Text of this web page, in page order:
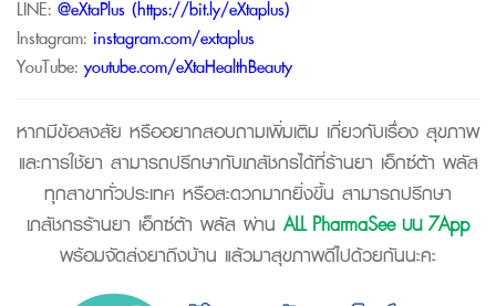
LINE: @eXtaPlus (https://bit.ly/eXtaplus)
Instagram: instagram.com/extaplus
YouTube: youtube.com/eXtaHealthBeauty
หากมีข้อสงสัย หรืออยากสอบถามเพิ่มเติม เกี่ยวกับเรื่อง สุขภาพ
และการใช้ยา สามารถปรึกษากับเภสัชกรได้ที่ร้านยา เอ็กซ์ต้า พลัส
ทุกสาขาทั่วประเทศ หรือสะดวกมากยิ่งขึ้น สามารถปรึกษา
เภสัชกรร้านยา เอ็กซ์ต้า พลัส ผ่าน ALL PharmaSee บน 7App
พร้อมจัดส่งยาถึงบ้าน แล้วมาสุขภาพดีไปด้วยกันนะคะ